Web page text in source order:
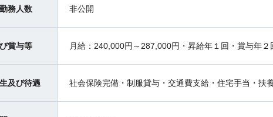
務人数 非公開
賞与等 月給：240,000円～287,000円・昇給年１回・賞与年２
及び待遇 社会保険完備・制服貸与・交通費支給・住宅手当・扶